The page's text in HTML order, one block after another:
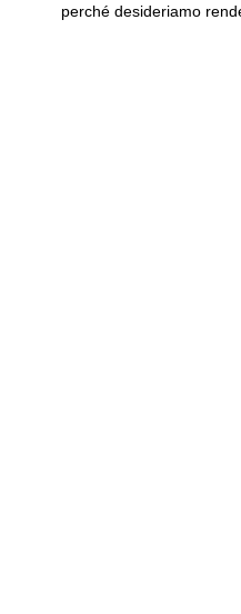
perché desideriamo